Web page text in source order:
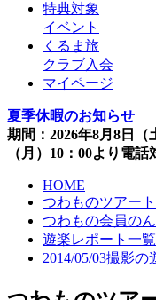
特典対象
イベント
くるま旅
クラブ入会
マイページ
夏季休暇のお知らせ
期間：2026年8月8日（
（月）10：00より電話
HOME
つわものツアー
つわもの会員の
遊楽レポート一覧
2014/05/03撮影の